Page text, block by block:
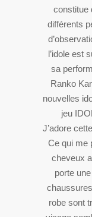
constitue
différents
l’idole est
sa
Ranko
nouvelles
jeu
J’adore
Ce qui me
cheveux
porte
robe sont